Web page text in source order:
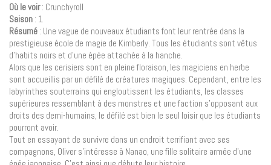
Où le voir: Crunchyroll
Saison : 1
Résumé : Une vague de nouveaux étudiants font leur rentrée dans la
prestigieuse école de magie de Kimberly. Tous les étudiants sont vêtus
d’habits noirs et d’une épée attachée à la hanche.
Alors que les cerisiers sont en pleine floraison, les magiciens en herbe
sont accueillis par un défilé de créatures magiques. Cependant, entre les
labyrinthes souterrains qui engloutissent les étudiants, les classes
supérieures ressemblant à des monstres et une faction s’opposant aux
droits des demi-humains, le défilé est bien le seul loisir que les étudiants
pourront avoir.
Tout en essayant de survivre dans un endroit terrifiant avec ses
compagnons, Oliver s’intéresse à Nanao, une fille solitaire armée d’une